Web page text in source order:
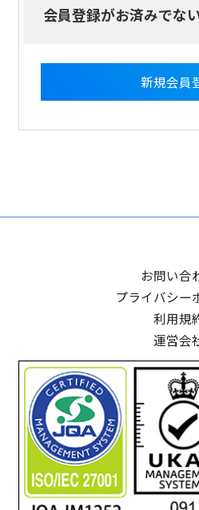
会員登録がお済みでな
新規会員
お問い合
プライバシー
利用規
運営会